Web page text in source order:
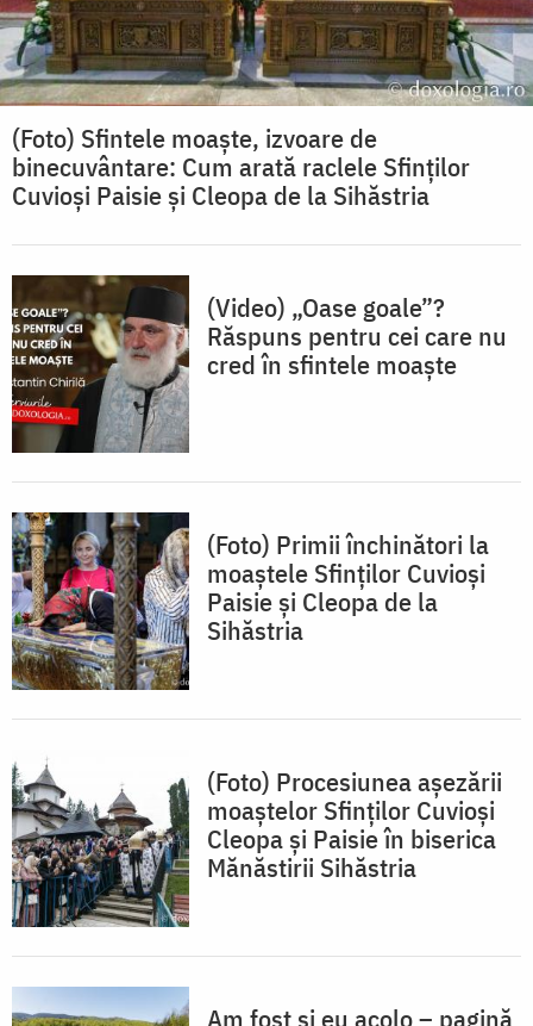
(Foto) Sfintele moaște, izvoare de
binecuvântare: Cum arată raclele Sfinților
Cuvioși Paisie și Cleopa de la Sihăstria
(Video) „Oase goale”?
Răspuns pentru cei care nu
cred în sfintele moaște
(Foto) Primii închinători la
moaștele Sfinților Cuvioși
Paisie și Cleopa de la
Sihăstria
(Foto) Procesiunea așezării
moaștelor Sfinților Cuvioși
Cleopa și Paisie în biserica
Mănăstirii Sihăstria
Am fost și eu acolo – pagină